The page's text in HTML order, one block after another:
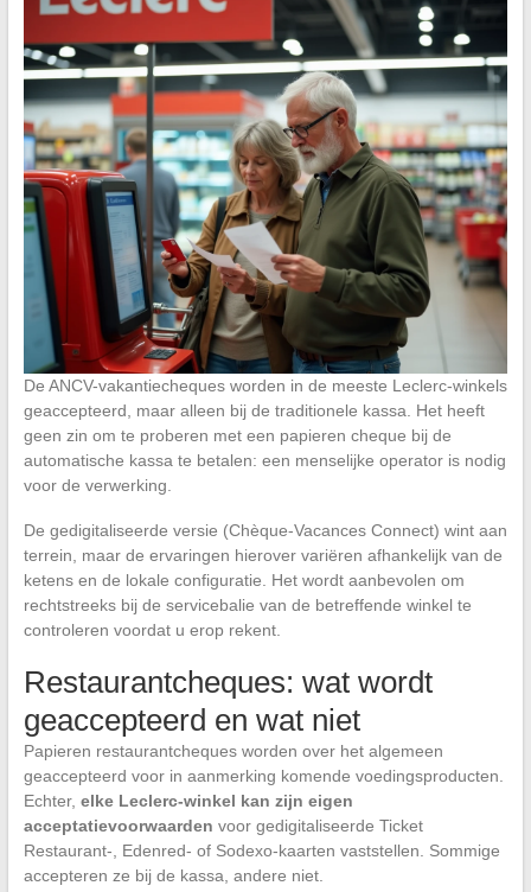
De ANCV-vakantiecheques worden in de meeste Leclerc-winkels
geaccepteerd, maar alleen bij de traditionele kassa. Het heeft
geen zin om te proberen met een papieren cheque bij de
automatische kassa te betalen: een menselijke operator is nodig
voor de verwerking.
De gedigitaliseerde versie (Chèque-Vacances Connect) wint aan
terrein, maar de ervaringen hierover variëren afhankelijk van de
ketens en de lokale configuratie. Het wordt aanbevolen om
rechtstreeks bij de servicebalie van de betreffende winkel te
controleren voordat u erop rekent.
Restaurantcheques: wat wordt
geaccepteerd en wat niet
Papieren restaurantcheques worden over het algemeen
geaccepteerd voor in aanmerking komende voedingsproducten.
Echter, elke Leclerc-winkel kan zijn eigen
acceptatievoorwaarden voor gedigitaliseerde Ticket
Restaurant-, Edenred- of Sodexo-kaarten vaststellen. Sommige
accepteren ze bij de kassa, andere niet.